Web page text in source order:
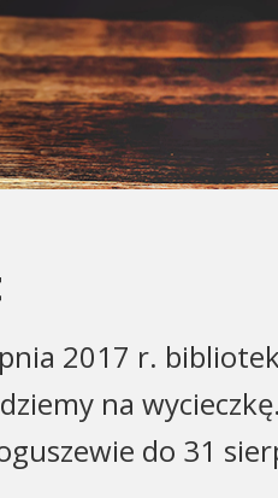
2017 r.
na wycieczkę.
do 31